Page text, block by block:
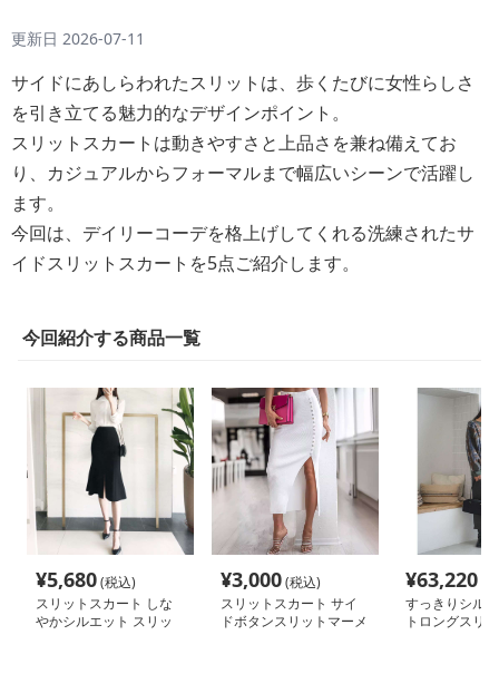
更新日 2026-07-11
サイドにあしらわれたスリットは、歩くたびに女性らしさ
を引き立てる魅力的なデザインポイント。
スリットスカートは動きやすさと上品さを兼ね備えてお
り、カジュアルからフォーマルまで幅広いシーンで活躍し
ます。
今回は、デイリーコーデを格上げしてくれる洗練されたサ
イドスリットスカートを5点ご紹介します。
今回紹介する商品一覧
¥5,680(税込)
スリットスカート しな
やかシルエット スリッ
¥3,000(税込)
スリットスカート サイ
ドボタンスリットマーメ
¥63,220
すっきりシル
トロングスリ